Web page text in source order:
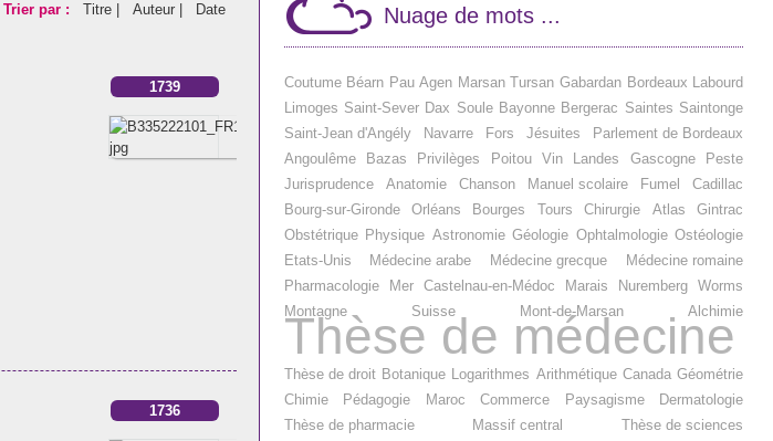
Trier par : Titre | Auteur | Date
1739
1736
Nuage de mots ...
Coutume Béarn Pau Agen Marsan Tursan Gabardan Bordeaux Labourd
Limoges Saint-Sever Dax Soule Bayonne Bergerac Saintes Saintonge
Saint-Jean d'Angély
Navarre Fors Jésuites
Parlement de Bordeaux
Angoulême
Bazas Privilèges Poitou Vin Landes Gascogne
Peste
Jurisprudence
Anatomie Chanson Manuel scolaire Fumel
Cadillac
Bourg-sur-Gironde
Orléans Bourges Tours Chirurgie Atlas
Gintrac
Obstétrique Physique Astronomie Géologie Ophtalmologie Ostéologie
Etats-Unis
Médecine arabe Médecine grecque
Médecine romaine
Pharmacologie
Mer Castelnau-en-Médoc Marais Nuremberg
Worms
Montagne
Suisse Mont-de-Marsan Alchimie
Thèse de médecine
Thèse de droit Botanique Logarithmes Arithmétique Canada Géométrie
Chimie
Pédagogie Maroc Commerce Paysagisme
Dermatologie
Thèse de pharmacie
Massif central
Thèse de sciences